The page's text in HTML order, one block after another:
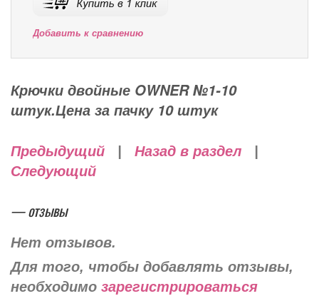
Добавить к сравнению
Крючки двойные OWNER №1-10
штук.Цена за пачку 10 штук
Предыдущий Назад в раздел
Следующий
— отзывы
Нет отзывов.
Для того, чтобы добавлять отзывы,
необходимо зарегистрироваться